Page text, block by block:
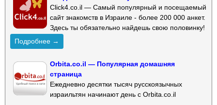
Click4.co.il — Самый популярный и посещаемый
сайт знакомств в Израиле - более 200 000 анкет.
Здесь ты обязательно найдешь свою половинку!
Подробнее →
Orbita.co.il — Популярная домашняя
страница
Ежедневно десятки тысяч русскоязычных
израильтян начинают день с Orbita.co.il